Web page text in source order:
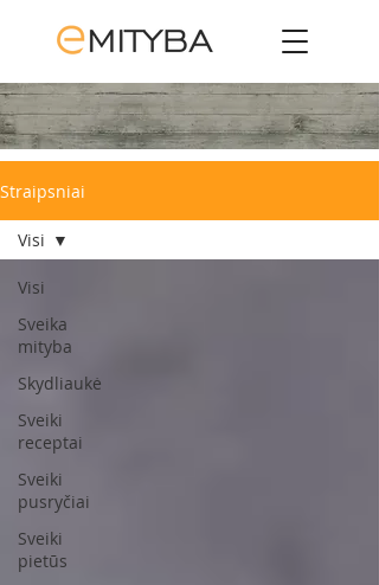
Straipsniai
Visi
Sveika
mityba
Skydliaukė
Sveiki
receptai
Sveiki
pusryčiai
Sveiki
pietūs
Visi